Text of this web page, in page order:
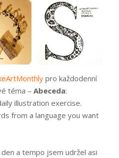
pro každodenní
téma – Abeceda:
illustration exercise.
from a language you want
a tempo jsem udržel asi